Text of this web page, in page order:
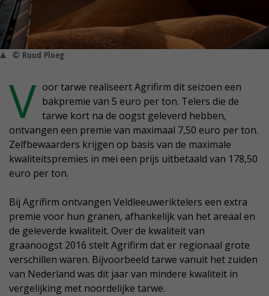
© Ruud Ploeg
V oor tarwe realiseert Agrifirm dit seizoen een
bakpremie van 5 euro per ton. Telers die de
tarwe kort na de oogst geleverd hebben,
ontvangen een premie van maximaal 7,50 euro per ton.
Zelfbewaarders krijgen op basis van de maximale
kwaliteitspremies in mei een prijs uitbetaald van 178,50
euro per ton.
Bij Agrifirm ontvangen Veldleeuweriktelers een extra
premie voor hun granen, afhankelijk van het areaal en
de geleverde kwaliteit. Over de kwaliteit van
graanoogst 2016 stelt Agrifirm dat er regionaal grote
verschillen waren. Bijvoorbeeld tarwe vanuit het zuiden
van Nederland was dit jaar van mindere kwaliteit in
vergelijking met noordelijke tarwe.